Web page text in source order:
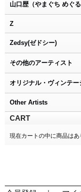
山口歴（やまぐち めぐる
Z
Zedsy(ゼドシー)
その他のアーティスト
オリジナル・ヴィンテ
Other Artists
CART
現在カートの中に商品はあ